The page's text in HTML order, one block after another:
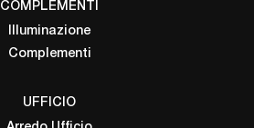
COMPLEMENTI
Illuminazione
Complementi
UFFICIO